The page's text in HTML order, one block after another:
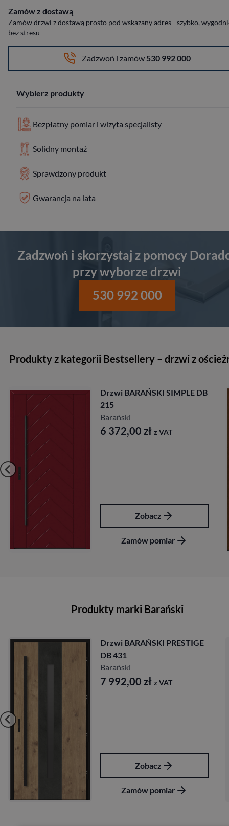
Zamów z dostawą
Zamów drzwi z dostawą prosto pod wskazany adres - szybko,
bez stresu
Zadzwoń i zamów 530 992 000
Wybierz produkty
Bezpłatny pomiar i wizyta specjalisty
Solidny montaż
Sprawdzony produkt
Gwarancja na lata
Zadzwoń i skorzystaj z pomocy
przy wyborze drzwi
530 992 000
Produkty z kategorii Bestsellery – drzwi z
Drzwi BARAŃSKI SIMPLE DB
215
Barański
6 372,00 zł z VAT
Zobacz
Zamów pomiar
Produkty marki Barański
Drzwi BARAŃSKI PRESTIGE
DB 431
Barański
7 992,00 zł z VAT
Zobacz
Zamów pomiar